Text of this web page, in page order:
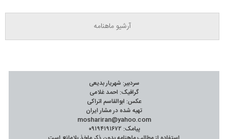
آرشیو ماهنامه‌
سردبیر: شهریار بدیعی
گرافیک: احمد غلامی
عکس: ابوالقاسم اتراکی
تهیه شده در مشار ایران
moshariran@yahoo.com
پیامک: ۰۹۱۹۴۱۹۱۶۷۲